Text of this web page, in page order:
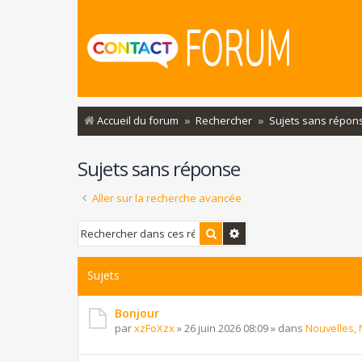
Accueil du forum Rechercher Sujets sans
Sujets sans réponse
Aller sur la recherche avancée
Rechercher
Sujets
Bonjour
parxzFoXzx»26 juin 2026 08:09» dans Nouvelles,